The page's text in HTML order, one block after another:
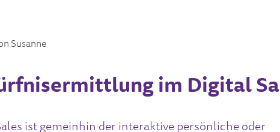
Susanne
im Digital
ist gemeinhin der interaktive persönliche oder